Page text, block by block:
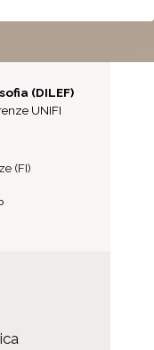
Tommaseo,
a Tommaseo,
(DILEF)
UNIFI
(FI)